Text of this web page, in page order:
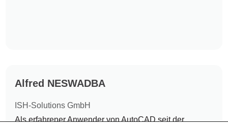
Alfred NESWADBA
ISH-Solutions GmbH
Als erfahrener Anwender von AutoCAD seit der